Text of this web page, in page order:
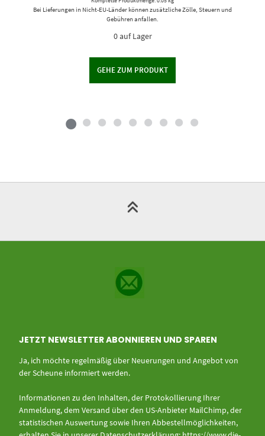
Bei Lieferungen in Nicht-EU-Länder können zusätzliche Zölle, Steuern und
Gebühren anfallen.
0 auf Lager
GEHE ZUM PRODUKT
JETZT NEWSLETTER ABONNIEREN UND SPAREN
Ja, ich möchte regelmäßig über Neuerungen und Angebot von
der Scheune informiert werden.
Informationen zu den Inhalten, der Protokollierung Ihrer
Anmeldung, dem Versand über den US-Anbieter MailChimp, der
statistischen Auswertung sowie Ihren Abbestellmöglichkeiten,